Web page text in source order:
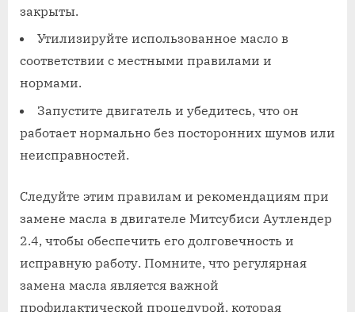
закрыты.
Утилизируйте использованное масло в
соответствии с местными правилами и
нормами.
Запустите двигатель и убедитесь, что он
работает нормально без посторонних шумов или
неисправностей.
Следуйте этим правилам и рекомендациям при
замене масла в двигателе Митсубиси Аутлендер
2.4, чтобы обеспечить его долговечность и
исправную работу. Помните, что регулярная
замена масла является важной
профилактической процедурой, которая